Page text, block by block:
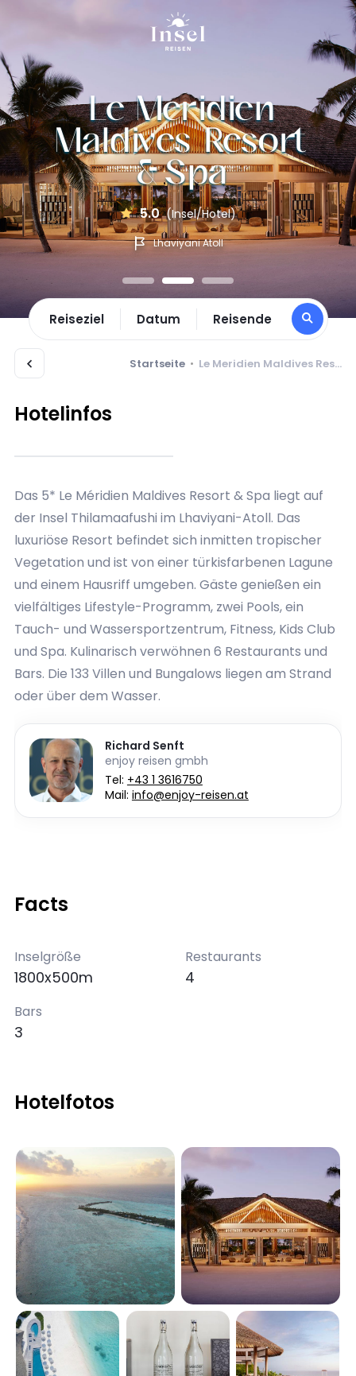
Le Meridien
Maldives Resort
& Spa
5.0 (Insel/Hotel)
Lhaviyani Atoll
Reiseziel Datum Reisende
Startseite • Le Meridien Maldives Resort & Spa
Hotelinfos
Das 5* Le Méridien Maldives Resort & Spa liegt auf
der Insel Thilamaafushi im Lhaviyani-Atoll. Das
luxuriöse Resort befindet sich inmitten tropischer
Vegetation und ist von einer türkisfarbenen Lagune
und einem Hausriff umgeben. Gäste genießen ein
vielfältiges Lifestyle-Programm, zwei Pools, ein
Tauch- und Wassersportzentrum, Fitness, Kids Club
und Spa. Kulinarisch verwöhnen 6 Restaurants und
Bars. Die 133 Villen und Bungalows liegen am Strand
oder über dem Wasser.
Richard Senft
enjoy reisen gmbh
Tel: +43 1 3616750
Mail: info@enjoy-reisen.at
Facts
Inselgröße
1800x500m
Restaurants
4
Bars
3
Hotelfotos